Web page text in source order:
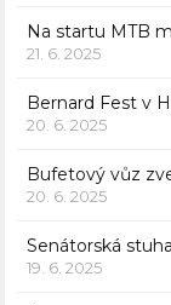
Na startu MTB
21. 6. 2025
Bernard Fest v
20. 6. 2025
Bufetový vůz
20. 6. 2025
Senátorská
19. 6. 2025